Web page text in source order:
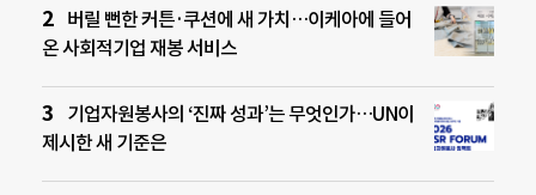
버릴 뻔한 커튼·쿠션에 새 가치…이케아에 들어
온 사회적기업 재봉 서비스
기업자원봉사의 ‘진짜 성과’는 무엇인가…UN이
제시한 새 기준은